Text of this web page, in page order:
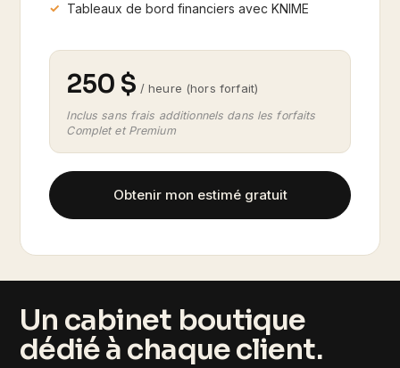
Tableaux de bord financiers avec KNIME
250 $ / heure (hors forfait)
Inclus sans frais additionnels dans les forfaits
Complet et Premium
Obtenir mon estimé gratuit
Un cabinet boutique
dédié à chaque client.